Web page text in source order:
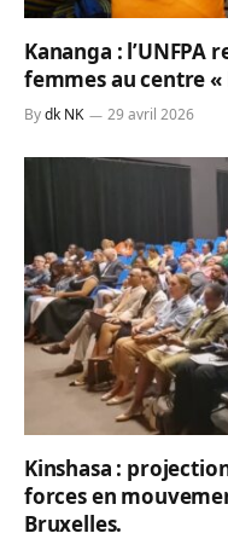
Kananga : l’UNFPA
femmes au centre
Bydk NK 29 avril 2026
Kinshasa :
forces en
Bruxelles.